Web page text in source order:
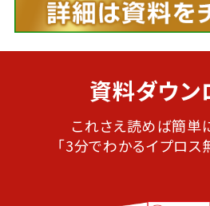
資料ダウン
これさえ読めば簡単
「3分でわかるイプロス